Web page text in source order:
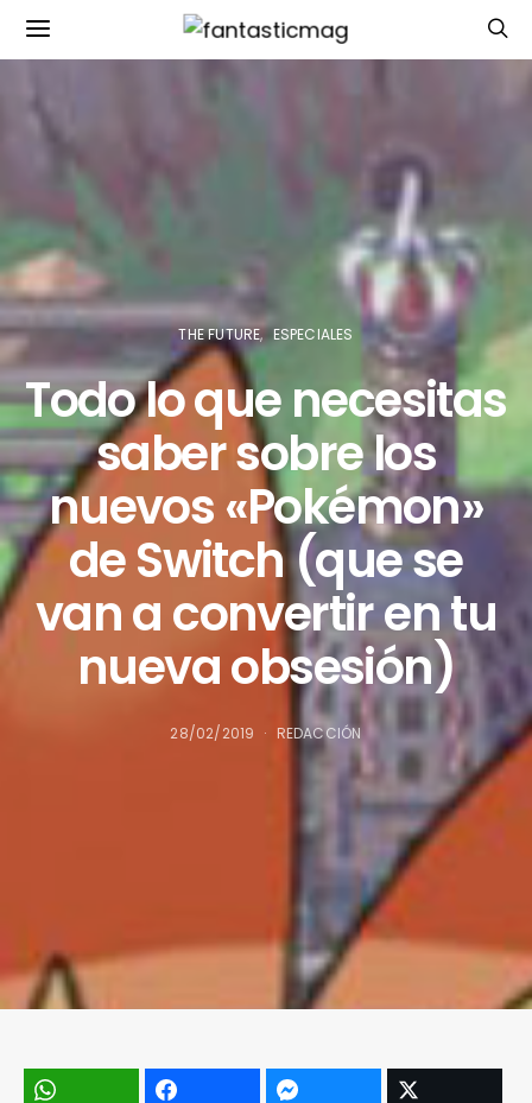
THE FUTURE ESPECIALES
Todo lo que necesitas
saber sobre los
nuevos «Pokémon»
de Switch (que se
van a convertir en tu
nueva obsesión)
28/02/2019 REDACCIÓN